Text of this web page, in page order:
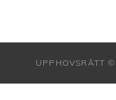
UPPHOVSRÄTT